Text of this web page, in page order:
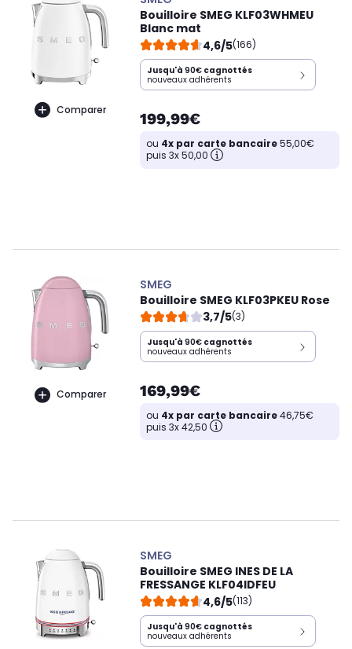
Comparer
Bouilloire SMEG KLF03WHMEU
Blanc mat
4,6/5(166)
Jusqu'à 90€ cagnottés
nouveaux adhérents
199,99€
ou 4x par carte bancaire55,00€
puis 3x 50,00
Comparer
SMEG
Bouilloire SMEG KLF03PKEU Rose
3,7/5(3)
Jusqu'à 90€ cagnottés
nouveaux adhérents
169,99€
ou 4x par carte bancaire46,75€
puis 3x 42,50
SMEG
Bouilloire SMEG INES DE LA
FRESSANGE KLF04IDFEU
4,6/5(113)
Jusqu'à 90€ cagnottés
nouveaux adhérents